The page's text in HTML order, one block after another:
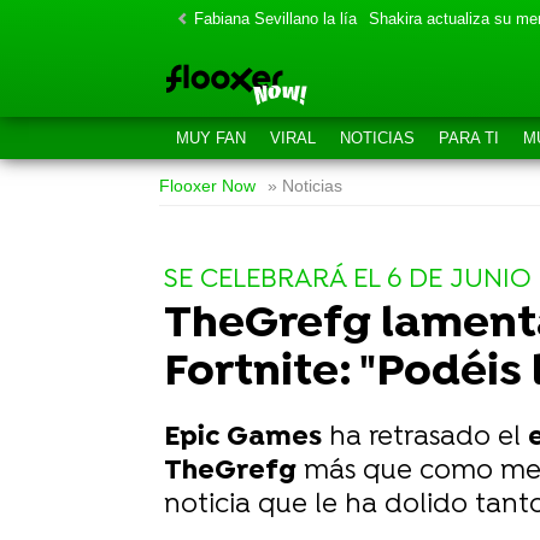
Fabiana Sevillano la lía Shakira actualiza su
MUY FAN VIRAL NOTICIAS PARA TI
Flooxer Now » Noticias
SE CELEBRARÁ EL 6 DE JUNIO
TheGrefg
Fortnite: "Podéis
Epic Games ha retrasado el
TheGrefg más que como
noticia que le ha dolido